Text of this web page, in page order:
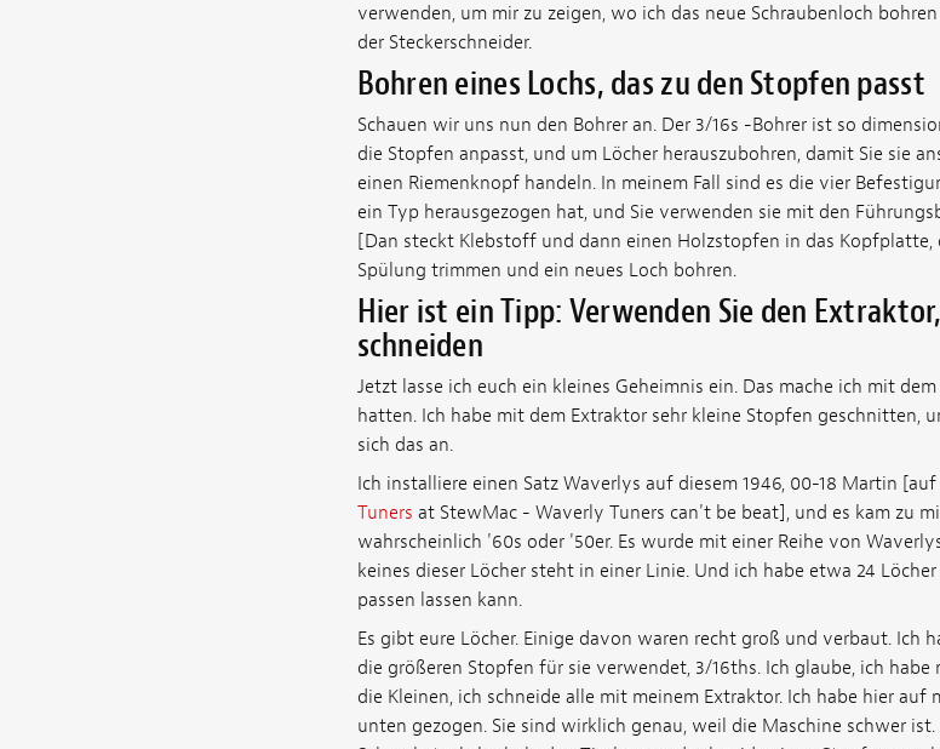
verwenden, um mir zu zeigen, wo ich das neue Schraubenloch
der Steckerschneider.
Bohren eines Lochs, das zu den Stopfen passt
Schauen wir uns nun den Bohrer an. Der 3/16s -Bohrer ist so
die Stopfen anpasst, und um Löcher herauszubohren, damit Sie sie
einen Riemenknopf handeln. In meinem Fall sind es die vier
ein Typ herausgezogen hat, und Sie verwenden sie mit den
[Dan steckt Klebstoff und dann einen Holzstopfen in das Kopfplatte,
Spülung trimmen und ein neues Loch bohren.
Hier ist ein Tipp: Verwenden Sie den
schneiden
Jetzt lasse ich euch ein kleines Geheimnis ein. Das mache ich mit
hatten. Ich habe mit dem Extraktor sehr kleine Stopfen geschnitten,
sich das an.
Ich installiere einen Satz Waverlys auf diesem 1946, 00-18 Martin
Tuners at StewMac - Waverly Tuners can't be beat], und es kam zu
wahrscheinlich '60s oder '50er. Es wurde mit einer Reihe von
keines dieser Löcher steht in einer Linie. Und ich habe etwa 24
passen lassen kann.
Es gibt eure Löcher. Einige davon waren recht groß und verbaut. Ich
die größeren Stopfen für sie verwendet, 3/16ths. Ich glaube, ich
die Kleinen, ich schneide alle mit meinem Extraktor. Ich habe hier auf
unten gezogen. Sie sind wirklich genau, weil die Maschine schwer